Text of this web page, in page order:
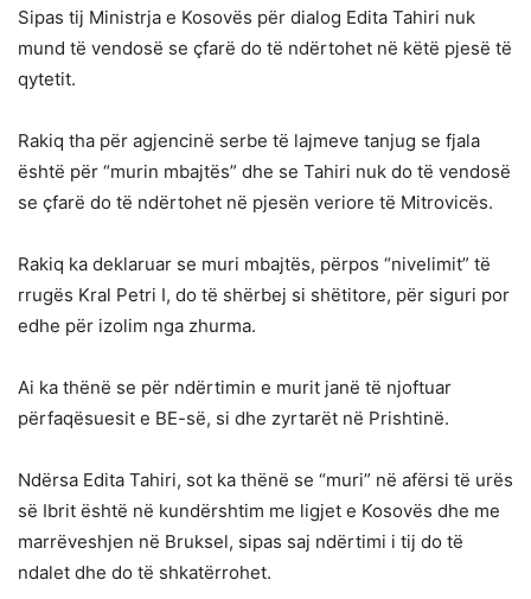
Sipas tij Ministrja e Kosovës për dialog Edita Tahiri nuk
mund të vendosë se çfarë do të ndërtohet në këtë pjesë të
qytetit.
Rakiq ​​tha për agjencinë serbe të lajmeve tanjug se fjala
është për “murin mbajtës” dhe se Tahiri nuk do të vendosë
se çfarë do të ndërtohet në pjesën veriore të Mitrovicës.
Rakiq ​​ka deklaruar se muri mbajtës, përpos “nivelimit” të
rrugës Kral Petri I, do të shërbej si shëtitore, për siguri por
edhe për izolim nga zhurma.
Ai ka thënë se për ndërtimin e murit janë të njoftuar
përfaqësuesit e BE-së, si dhe zyrtarët në Prishtinë.
Ndërsa Edita Tahiri, sot ka thënë se “muri” në afërsi të urës
së Ibrit është në kundërshtim me ligjet e Kosovës dhe me
marrëveshjen në Bruksel, sipas saj ndërtimi i tij do të
ndalet dhe do të shkatërrohet.